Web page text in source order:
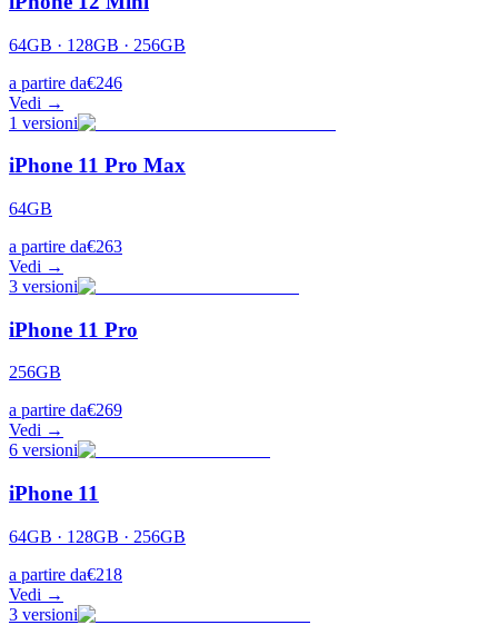
64GB · 128GB · 256GB
a partire da€246
Vedi →
1 versioni
iPhone 11 Pro Max
64GB
a partire da€263
Vedi →
3 versioni
iPhone 11 Pro
256GB
a partire da€269
Vedi →
6 versioni
iPhone 11
64GB · 128GB · 256GB
a partire da€218
Vedi →
3 versioni